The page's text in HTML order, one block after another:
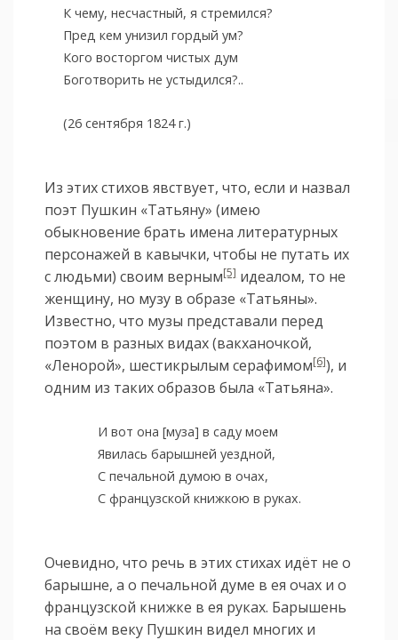
К чему, несчастный, я стремился?
Пред кем унизил гордый ум?
Кого восторгом чистых дум
Боготворить не устыдился?..
(26 сентября 1824 г.)
Из этих стихов явствует, что, если и назвал
поэт Пушкин «Татьяну» (имею
обыкновение брать имена литературных
персонажей в кавычки, чтобы не путать их
с людьми) своим верным[5]идеалом, то не
женщину, но музу в образе «Татьяны».
Известно, что музы представали перед
поэтом в разных видах (вакханочкой,
«Ленорой», шестикрылым серафимом[6]), и
одним из таких образов была «Татьяна».
И вот она [муза] в саду моем
Явилась барышней уездной,
С печальной думою в очах,
С французской книжкою в руках.
Очевидно, что речь в этих стихах идёт не о
барышне, а о печальной думе в ея очах и о
французской книжке в ея руках. Барышень
на своём веку Пушкин видел многих и